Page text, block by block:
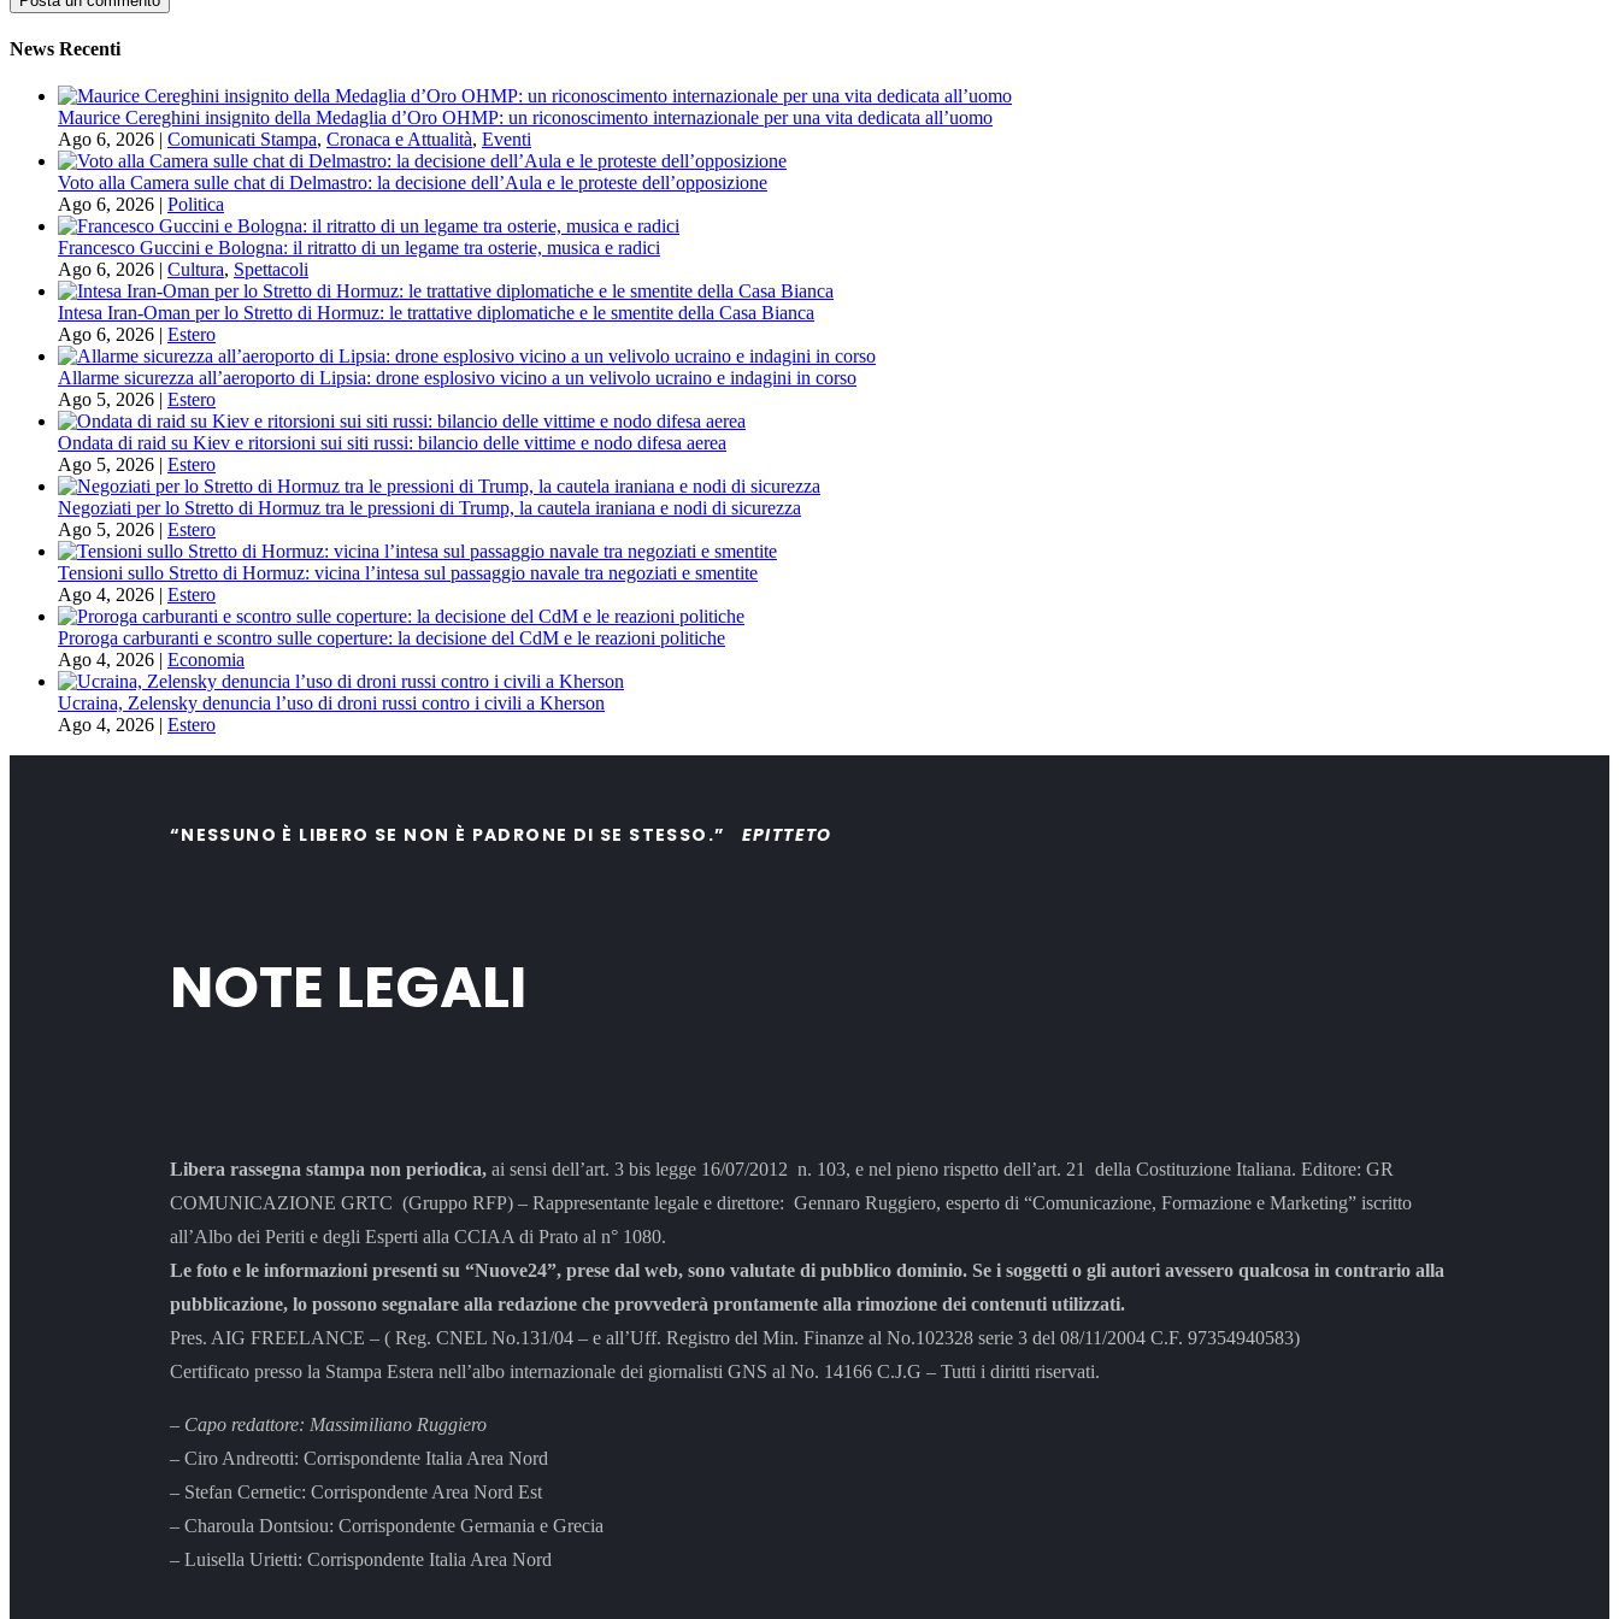
News Recenti
Maurice Cereghini insignito della Medaglia d’Oro OHMP: un riconoscimento internazionale per una vita dedicata all’uomo
Ago 6, 2026 | Comunicati Stampa, Cronaca e Attualità, Eventi
Voto alla Camera sulle chat di Delmastro: la decisione dell’Aula e le proteste dell’opposizione
Ago 6, 2026 | Politica
Francesco Guccini e Bologna: il ritratto di un legame tra osterie, musica e radici
Ago 6, 2026 | Cultura, Spettacoli
Intesa Iran-Oman per lo Stretto di Hormuz: le trattative diplomatiche e le smentite della Casa Bianca
Ago 6, 2026 | Estero
Allarme sicurezza all’aeroporto di Lipsia: drone esplosivo vicino a un velivolo ucraino e indagini in corso
Ago 5, 2026 | Estero
Ondata di raid su Kiev e ritorsioni sui siti russi: bilancio delle vittime e nodo difesa aerea
Ago 5, 2026 | Estero
Negoziati per lo Stretto di Hormuz tra le pressioni di Trump, la cautela iraniana e nodi di sicurezza
Ago 5, 2026 | Estero
Tensioni sullo Stretto di Hormuz: vicina l’intesa sul passaggio navale tra negoziati e smentite
Ago 4, 2026 | Estero
Proroga carburanti e scontro sulle coperture: la decisione del CdM e le reazioni politiche
Ago 4, 2026 | Economia
Ucraina, Zelensky denuncia l’uso di droni russi contro i civili a Kherson
Ago 4, 2026 | Estero
“NESSUNO È LIBERO SE NON È PADRONE DI SE STESSO.” EPITTETO
NOTE LEGALI
Libera rassegna stampa non periodica, ai sensi dell’art. 3 bis legge 16/07/2012 n. 103, e nel pieno rispetto dell’art. 21 della Costituzione Italiana. Editore: GR
COMUNICAZIONE GRTC (Gruppo RFP) – Rappresentante legale e direttore: Gennaro Ruggiero, esperto di “Comunicazione, Formazione e Marketing” iscritto
all’Albo dei Periti e degli Esperti alla CCIAA di Prato al n° 1080.
Le foto e le informazioni presenti su “Nuove24”, prese dal web, sono valutate di pubblico dominio. Se i soggetti o gli autori avessero qualcosa in contrario alla
pubblicazione, lo possono segnalare alla redazione che provvederà prontamente alla rimozione dei contenuti utilizzati.
Pres. AIG FREELANCE – ( Reg. CNEL No.131/04 – e all’Uff. Registro del Min. Finanze al No.102328 serie 3 del 08/11/2004 C.F. 97354940583)
Certificato presso la Stampa Estera nell’albo internazionale dei giornalisti GNS al No. 14166 C.J.G – Tutti i diritti riservati.
– Capo redattore: Massimiliano Ruggiero
– Ciro Andreotti: Corrispondente Italia Area Nord
– Stefan Cernetic: Corrispondente Area Nord Est
– Charoula Dontsiou: Corrispondente Germania e Grecia
– Luisella Urietti: Corrispondente Italia Area Nord